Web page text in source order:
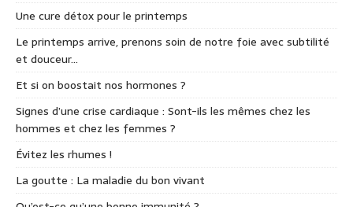
Une cure détox pour le printemps
Le printemps arrive, prenons soin de notre foie avec subtilité
et douceur…
Et si on boostait nos hormones ?
Signes d’une crise cardiaque : Sont-ils les mêmes chez les
hommes et chez les femmes ?
Évitez les rhumes !
La goutte : La maladie du bon vivant